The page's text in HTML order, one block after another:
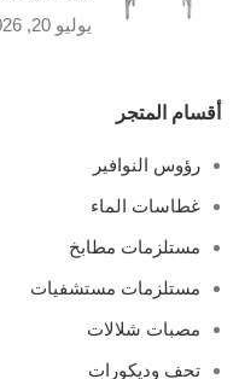
يوليو 20, 2026
أقسام المتجر
رؤوس النوافير
غطاسات الماء
مستلزمات مطابخ
مستلزمات مستشفيات
مصبات شلالات
تحف وديكورات